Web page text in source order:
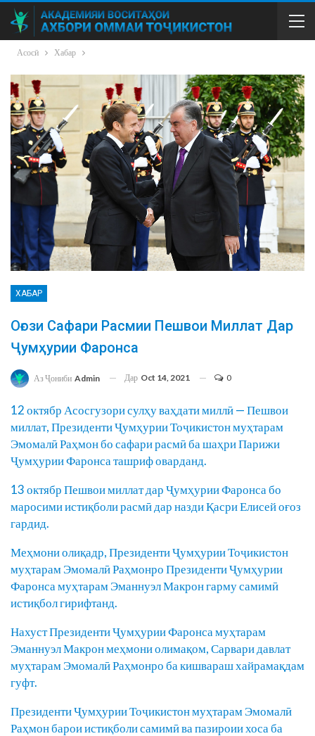
Асосӣ Хабар
ХАБАР
Оғози Сафари Расмии Пешвои Миллат Дар
Ҷумҳурии Фаронса
Аз Ҷониби Admin Дар Oct 14, 2021 0
12 октябр Асосгузори сулҳу ваҳдати миллӣ — Пешвои
миллат, Президенти Ҷумҳурии Тоҷикистон муҳтарам
Эмомалӣ Раҳмон бо сафари расмӣ ба шаҳри Парижи
Ҷумҳурии Фаронса ташриф оварданд.
13 октябр Пешвои миллат дар Ҷумҳурии Фаронса бо
маросими истиқболи расмӣ дар назди Қасри Елисей оғоз
гардид.
Меҳмони олиқадр, Президенти Ҷумҳурии Тоҷикистон
муҳтарам Эмомалӣ Раҳмонро Президенти Ҷумҳурии
Фаронса муҳтарам Эманнуэл Макрон гарму самимӣ
истиқбол гирифтанд.
Нахуст Президенти Ҷумҳурии Фаронса муҳтарам
Эманнуэл Макрон меҳмони олимақом, Сарвари давлат
муҳтарам Эмомалӣ Раҳмонро ба кишвараш хайрамақдам
гуфт.
Президенти Ҷумҳурии Тоҷикистон муҳтарам Эмомалӣ
Раҳмон барои истиқболи самимӣ ва пазироии хоса ба